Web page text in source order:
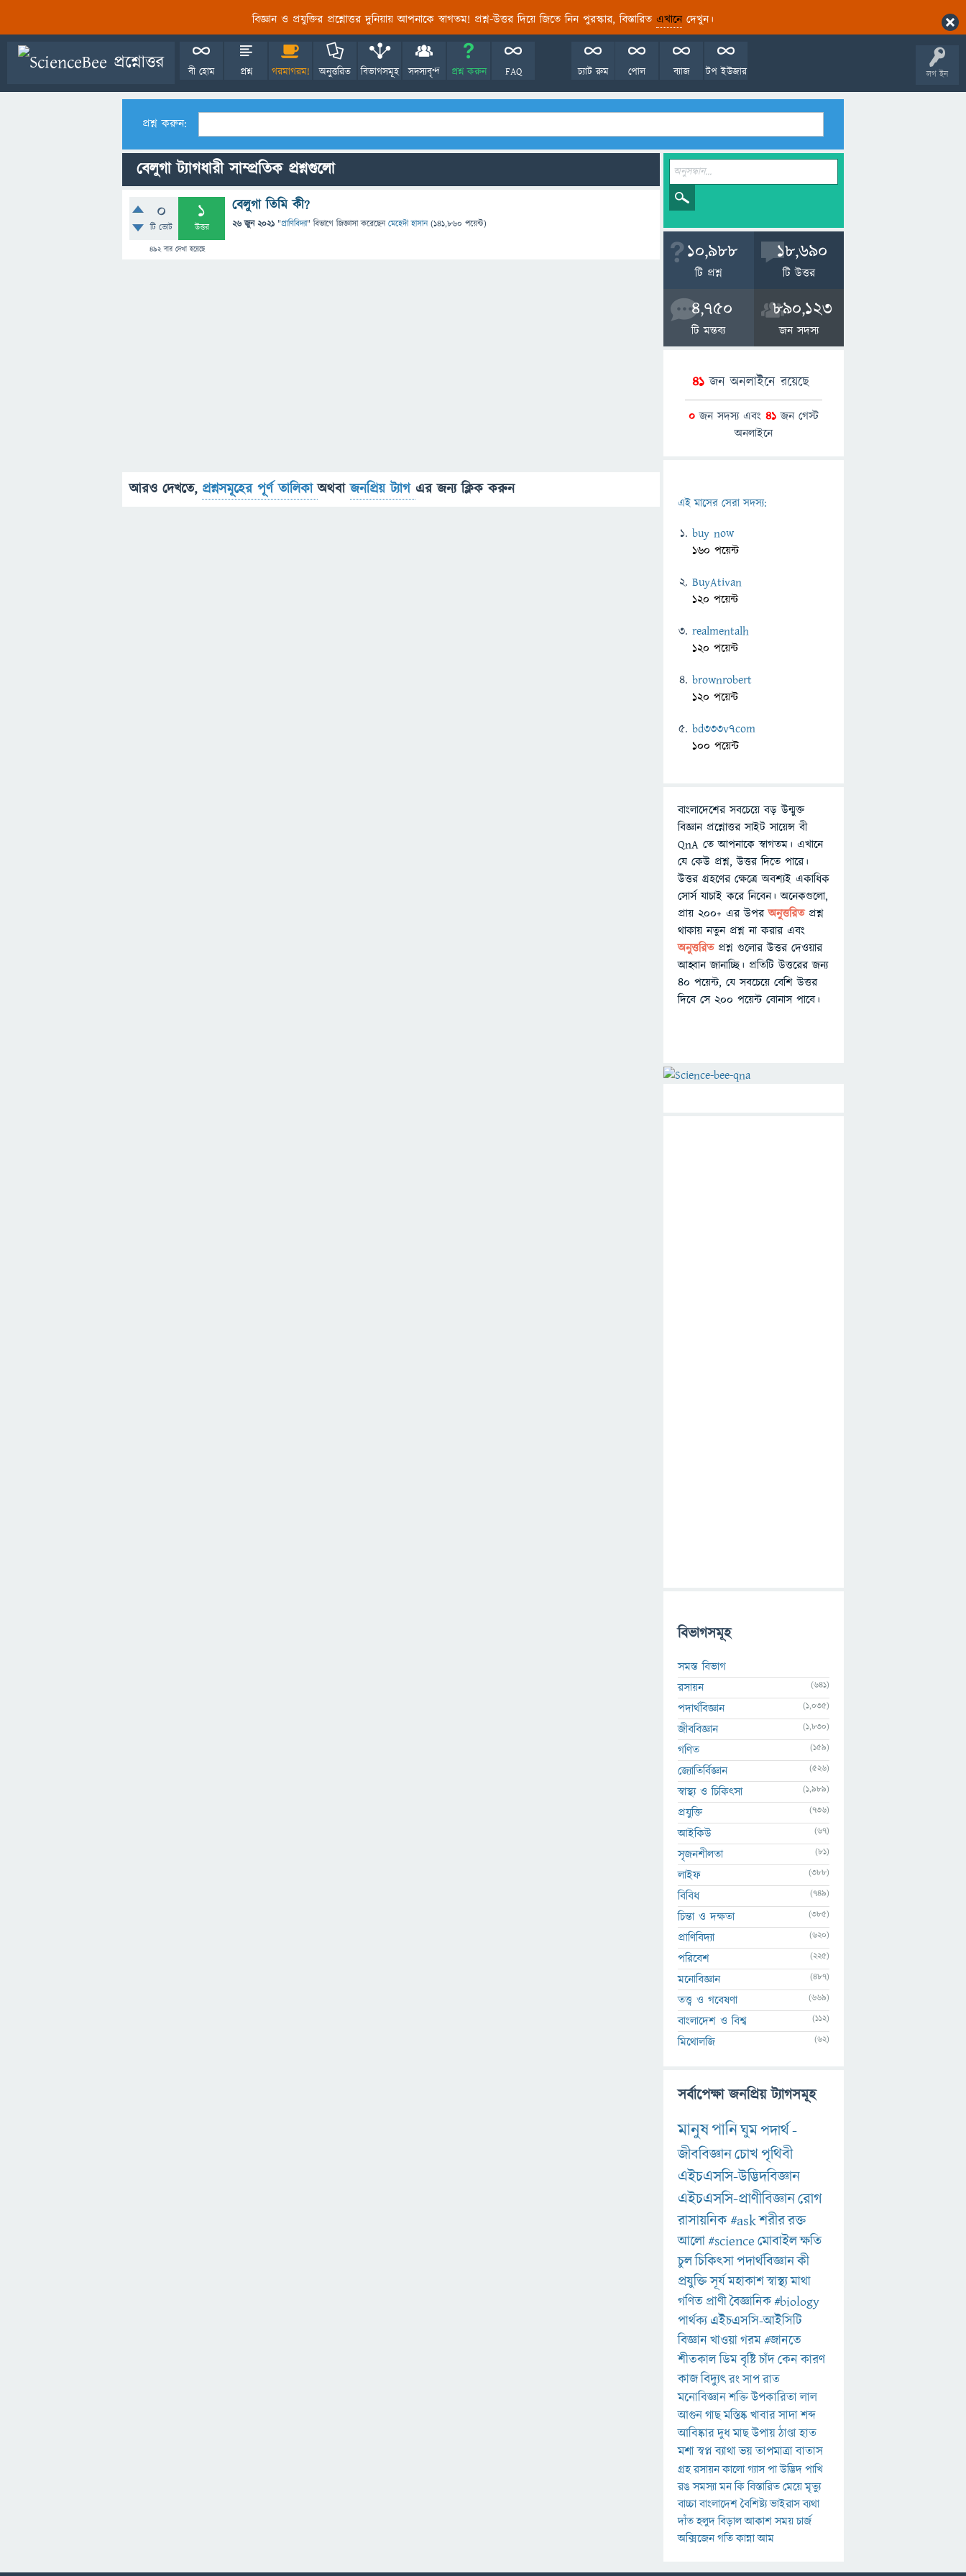
বিজ্ঞান ও প্রযুক্তির প্রশ্নোত্তর দুনিয়ায় আপনাকে স্বাগতম! প্রশ্ন-উত্তর দিয়ে জিতে নিন পুরস্কার, বিস্তারিত এখানেদেখুন।
লগ ইন
বী হোম প্রশ্ন গরমাগরম! অনুত্তরিত বিভাগসমূহ সদস্যবৃন্দ প্রশ্ন করুন FAQ টপ ইউজার
ব্যাজ
পোল
চ্যাট রুম
প্রশ্ন করুন:
বেলুগা ট্যাগধারী সাম্প্রতিক প্রশ্নগুলো
0
টি ভোট
1
উত্তর
492বার দেখা হয়েছে
বেলুগা তিমি কী?
26 জুন 2021 "প্রাণিবিদ্যা" বিভাগে জিজ্ঞাসাকরেছেনমেহেদী হাসান (141,860 পয়েন্ট)
আরও দেখতে, প্রশ্নসমূহের পূর্ণ তালিকাঅথবাজনপ্রিয় ট্যাগ এর জন্য ক্লিক করুন
10,988
টি প্রশ্ন
18,690
টি উত্তর
4,750
টি মন্তব্য
890,123
জন সদস্য
41 জন অনলাইনে রয়েছে
0 জন সদস্য এবং 41 জন গেস্ট
অনলাইনে
এই মাসের সেরা সদস্য:
buy now
160 পয়েন্ট
BuyAtivan
120 পয়েন্ট
realmentalh
120 পয়েন্ট
brownrobert
120 পয়েন্ট
bd333v7com
100 পয়েন্ট
বাংলাদেশের সবচেয়ে বড় উন্মুক্ত
বিজ্ঞান প্রশ্নোত্তর সাইট সায়েন্স বী
QnA তে আপনাকে স্বাগতম। এখানে
যে কেউ প্রশ্ন, উত্তর দিতে পারে।
উত্তর গ্রহণের ক্ষেত্রে অবশ্যই একাধিক
সোর্স যাচাই করে নিবেন। অনেকগুলো,
প্রায় ২০০+ এর উপরঅনুত্তরিতপ্রশ্ন
থাকায় নতুন প্রশ্ন না করার এবং
অনুত্তরিত প্রশ্ন গুলোর উত্তর দেওয়ার
আহ্বান জানাচ্ছি। প্রতিটি উত্তরের জন্য
৪০ পয়েন্ট, যে সবচেয়ে বেশি উত্তর
দিবে সে ২০০ পয়েন্ট বোনাস পাবে।
বিভাগসমূহ
সমস্ত বিভাগ
রসায়ন
(641)
পদার্থবিজ্ঞান (1,035)
জীববিজ্ঞান (1,830)
গণিত (159)
জ্যোতির্বিজ্ঞান (526)
স্বাস্থ্য ও চিকিৎসা (1,989)
প্রযুক্তি (736)
আইকিউ (67)
সৃজনশীলতা (81)
লাইফ (388)
বিবিধ (749)
চিন্তা ও দক্ষতা (385)
প্রাণিবিদ্যা (620)
পরিবেশ (225)
মনোবিজ্ঞান (487)
তত্ত্ব ও গবেষণা (669)
বাংলাদেশ ও বিশ্ব (112)
মিথোলজি (62)
সর্বাপেক্ষা জনপ্রিয় ট্যাগসমূহ
মানুষপানিঘুমপদার্থ-
জীববিজ্ঞানচোখপৃথিবী
এইচএসসি-উদ্ভিদবিজ্ঞান
এইচএসসি-প্রাণীবিজ্ঞানরোগ
রাসায়নিক#askশরীররক্ত
আলো#scienceমোবাইলক্ষতি
চুলচিকিৎসাপদার্থবিজ্ঞানকী
প্রযুক্তিসূর্যমহাকাশস্বাস্থ্যমাথা
গণিত প্রাণীবৈজ্ঞানিক#biology
পার্থক্য এইচএসসি-আইসিটি
বিজ্ঞানখাওয়াগরম#জানতে
শীতকালডিমবৃষ্টিচাঁদকেনকারণ
কাজবিদ্যুৎরংসাপরাত
মনোবিজ্ঞানশক্তিউপকারিতালাল
আগুনগাছমস্তিষ্কখাবারসাদাশব্দ
আবিষ্কারদুধমাছউপায়ঠাণ্ডাহাত
মশাস্বপ্নব্যাথাভয়তাপমাত্রাবাতাস
গ্রহরসায়নকালোগ্যাসপাউদ্ভিদপাখি
রঙসমস্যামনকিবিস্তারিতমেয়েমৃত্যু
বাচ্চাবাংলাদেশবৈশিষ্ট্যভাইরাসব্যথা
দাঁতহলুদবিড়ালআকাশসময়চার্জ
অক্সিজেনগতিকান্নাআম